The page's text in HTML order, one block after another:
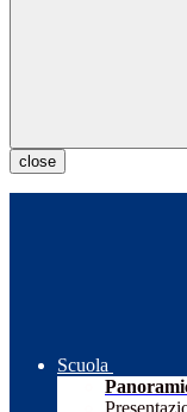
close
Scuola